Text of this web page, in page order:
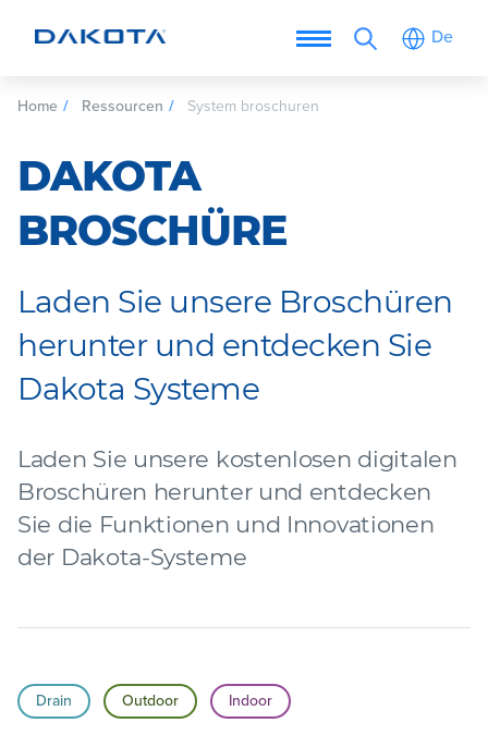
De
Home Ressourcen System broschuren
DAKOTA
BROSCHÜRE
Laden Sie unsere Broschüren
herunter und entdecken Sie
Dakota Systeme
Laden Sie unsere kostenlosen digitalen
Broschüren herunter und entdecken
Sie die Funktionen und Innovationen
der Dakota-Systeme
Drain Outdoor Indoor